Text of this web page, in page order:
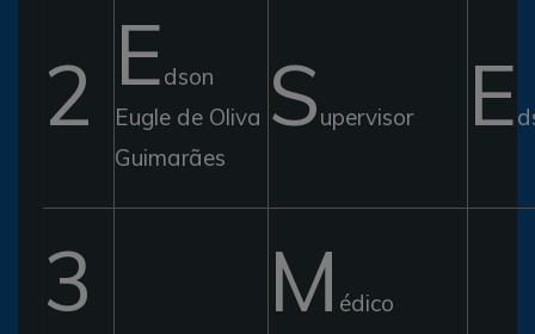
2 Edson
Eugle de Oliva
Guimarães
Supervisor E
3 M édico